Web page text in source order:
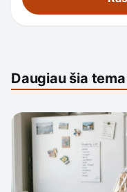
Daugiau šia tema